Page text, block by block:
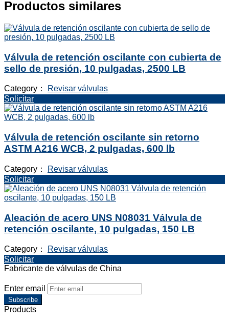
Productos similares
Válvula de retención oscilante con cubierta de
sello de presión, 10 pulgadas, 2500 LB
Category：
Revisar válvulas
Solicitar
Válvula de retención oscilante sin retorno
ASTM A216 WCB, 2 pulgadas, 600 lb
Category：
Revisar válvulas
Solicitar
Aleación de acero UNS N08031 Válvula de
retención oscilante, 10 pulgadas, 150 LB
Category：
Revisar válvulas
Solicitar
Fabricante de válvulas de China
Enter email
Subscribe
Products